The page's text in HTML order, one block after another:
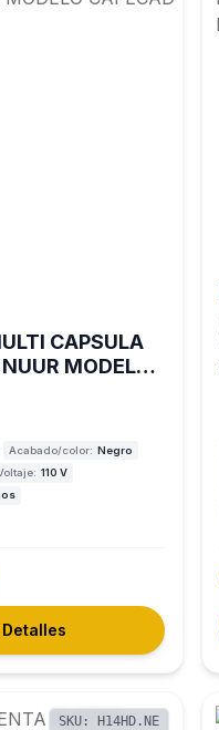
CAPSULA
MODELO
Acabado/color: Negro
110 V
SKU: H14HD.NE